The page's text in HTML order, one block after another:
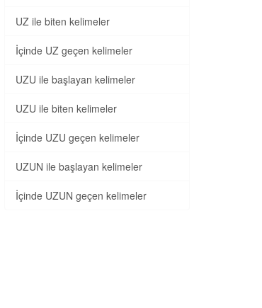
UZ ile biten kelimeler
İçinde UZ geçen kelimeler
UZU ile başlayan kelimeler
UZU ile biten kelimeler
İçinde UZU geçen kelimeler
UZUN ile başlayan kelimeler
İçinde UZUN geçen kelimeler